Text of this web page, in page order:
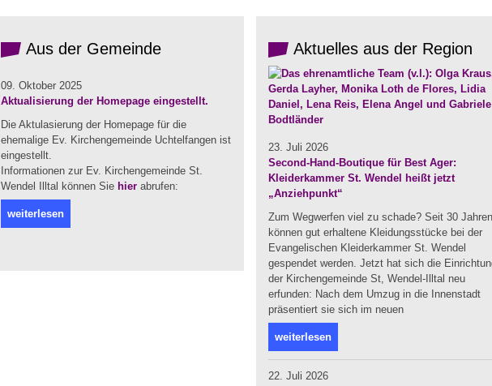
Aus der Gemeinde
09. Oktober 2025
Aktualisierung der Homepage eingestellt.
Die Aktulasierung der Homepage für die
ehemalige Ev. Kirchengemeinde Uchtelfangen ist
eingestellt.
Informationen zur Ev. Kirchengemeinde St.
Wendel Illtal können Sie hier abrufen:
weiterlesen
Aktuelles aus der Region
23. Juli 2026
Second-Hand-Boutique für Best Ager:
Kleiderkammer St. Wendel heißt jetzt
„Anziehpunkt“
Zum Wegwerfen viel zu schade? Seit 30 Jahren
können gut erhaltene Kleidungsstücke bei der
Evangelischen Kleiderkammer St. Wendel
gespendet werden. Jetzt hat sich die
der Kirchengemeinde St, Wendel-Illtal neu
erfunden: Nach dem Umzug in die Innenstadt
präsentiert sie sich im neuen
weiterlesen
22. Juli 2026